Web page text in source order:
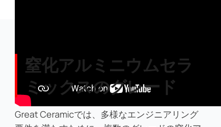
窒化アルミニウムセラ
ミックスのグレード
Great Ceramicでは、多様なエンジニアリング